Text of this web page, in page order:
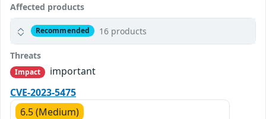
Affected products
Recommended 16 products
Threats
Impact
important
CVE-2023-5475
6.5 (Medium)